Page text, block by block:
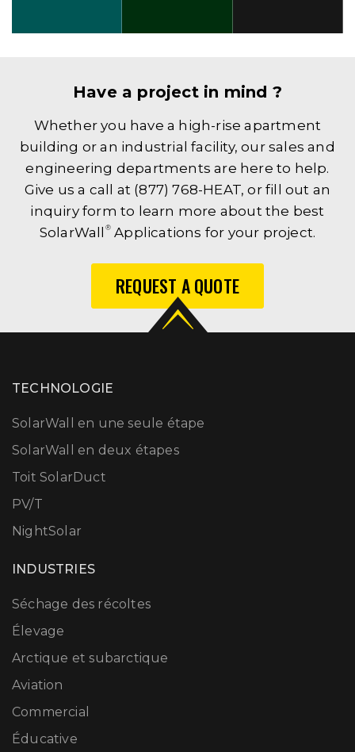
Have a project in mind ?
Whether you have a high-rise apartment
building or an industrial facility, our sales and
engineering departments are here to help.
Give us a call at (877) 768-HEAT, or fill out an
inquiry form to learn more about the best
SolarWall ®Applications for your project.
REQUEST A QUOTE
TECHNOLOGIE
SolarWall en une seule étape
SolarWall en deux étapes
Toit SolarDuct
PV/T
NightSolar
INDUSTRIES
Séchage des récoltes
Élevage
Arctique et subarctique
Aviation
Commercial
Éducative